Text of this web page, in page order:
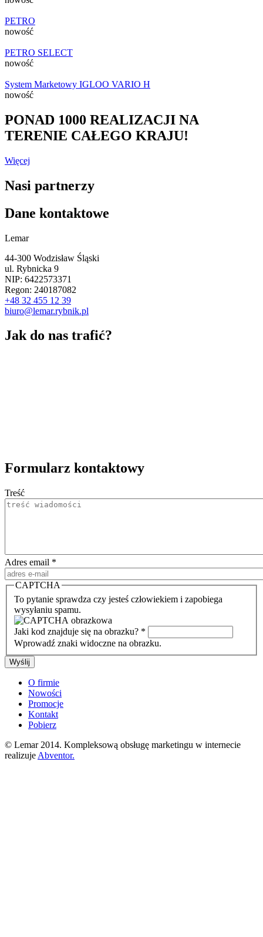
PETRO
nowość
PETRO SELECT
nowość
System Marketowy IGLOO VARIO H
nowość
PONAD 1000 REALIZACJI NA
TERENIE CAŁEGO KRAJU!
Więcej
Nasi partnerzy
Dane kontaktowe
Lemar
44-300 Wodzisław Śląski
ul. Rybnicka 9
NIP: 6422573371
Regon: 240187082
+48 32 455 12 39
biuro@lemar.rybnik.pl
Jak do nas trafić?
Formularz kontaktowy
Treść
Adres email *
CAPTCHA
To pytanie sprawdza czy jesteś człowiekiem i zapobiega
wysyłaniu spamu.
Jaki kod znajduje się na obrazku? *
Wprowadź znaki widoczne na obrazku.
O firmie
Nowości
Promocje
Kontakt
Pobierz
© Lemar 2014. Kompleksową obsługę marketingu w internecie
realizuje Abventor.